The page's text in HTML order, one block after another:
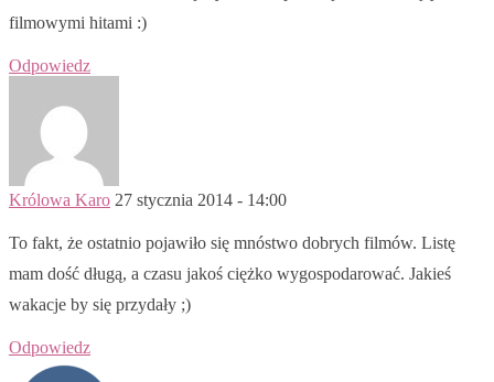
filmowymi hitami :)
Odpowiedz
Królowa Karo 27 stycznia 2014 - 14:00
To fakt, że ostatnio pojawiło się mnóstwo dobrych filmów. Listę
mam dość długą, a czasu jakoś ciężko wygospodarować. Jakieś
wakacje by się przydały ;)
Odpowiedz